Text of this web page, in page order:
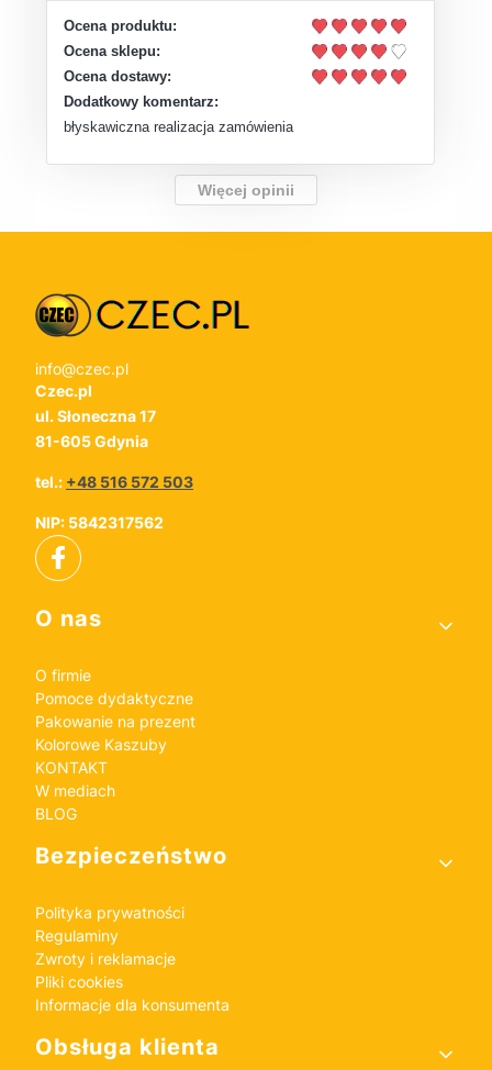
Ocena produktu:
Ocena sklepu:
Ocena dostawy:
Dodatkowy komentarz:
błyskawiczna realizacja zamówienia
Więcej opinii
info@czec.pl
Czec.pl
ul. Słoneczna 17
81-605 Gdynia
tel.: +48 516 572 503
NIP: 5842317562
Linki w stopce
O nas
O firmie
Pomoce dydaktyczne
Pakowanie na prezent
Kolorowe Kaszuby
KONTAKT
W mediach
BLOG
Bezpieczeństwo
Polityka prywatności
Regulaminy
Zwroty i reklamacje
Pliki cookies
Informacje dla konsumenta
Obsługa klienta